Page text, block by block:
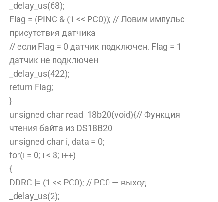
_delay_us(68);
Flag = (PINC & (1 << PC0)); // Ловим импульс
присутствия датчика
// если Flag = 0 датчик подключен, Flag = 1
датчик не подключен
_delay_us(422);
return Flag;
}
unsigned char read_18b20(void){// Функция
чтения байта из DS18B20
unsigned char i, data = 0;
for(i = 0; i < 8; i++)
{
DDRC |= (1 << PC0); // PC0 — выход
_delay_us(2);